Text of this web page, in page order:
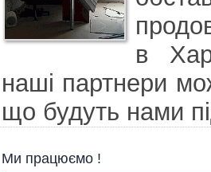
в
наші партнери
що будуть нами
Ми працюємо !